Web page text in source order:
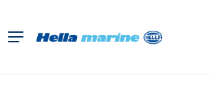
springen
Menü